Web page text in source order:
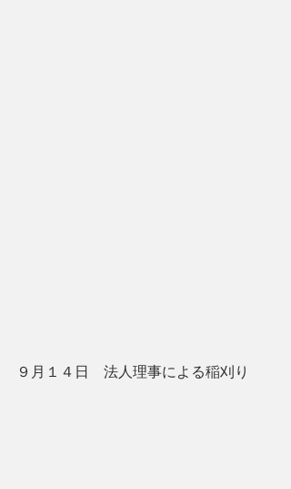
９月１４日　法人理事による稲刈り